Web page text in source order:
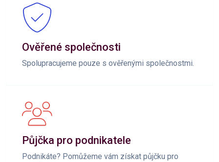
Ověřené společnosti
Spolupracujeme pouze s ověřenými společnostmi.
Půjčka pro podnikatele
Podnikáte? Pomůžeme vám získat půjčku pro